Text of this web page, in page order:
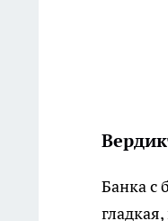
Банка с